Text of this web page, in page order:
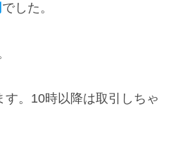
でした。
。10時以降は取引しちゃ